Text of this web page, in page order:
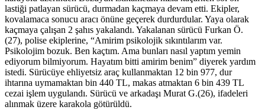
lastiği patlayan sürücü, durmadan kaçmaya devam etti. Ekipler,
kovalamaca sonucu aracı önüne geçerek durdurdular. Yaya olarak
kaçmaya çalışan 2 şahıs yakalandı. Yakalanan sürücü Furkan Ö.
(27), polise ekiplerine, “Amirim psikolojik sıkıntılarım var.
Psikolojim bozuk. Ben kaçtım. Ama bunları nasıl yaptım yemin
ediyorum bilmiyorum. Hayatım bitti amirim benim” diyerek yardım
istedi. Sürücüye ehliyetsiz araç kullanmaktan 12 bin 977, dur
ihtarına uymamaktan bin 440 TL, makas atmaktan 6 bin 439 TL
cezai işlem uygulandı. Sürücü ve arkadaşı Murat G.(26), ifadeleri
alınmak üzere karakola götürüldü.